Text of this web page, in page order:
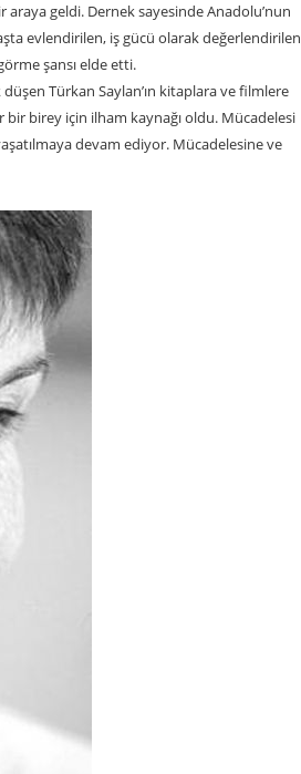
geldi. Dernek sayesinde Anadolu’nun
evlendirilen, iş gücü olarak değerlendirilen
şansı elde etti.
Türkan Saylan’ın kitaplara ve filmlere
birey için ilham kaynağı oldu. Mücadelesi
devam ediyor. Mücadelesine ve